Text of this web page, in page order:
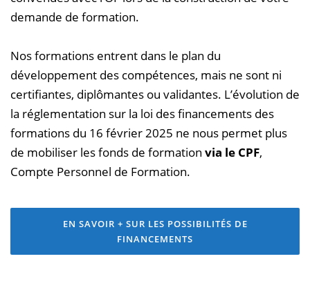
demande de formation.
Nos formations entrent dans le plan du
développement des compétences, mais ne sont ni
certifiantes, diplômantes ou validantes. L’évolution de
la réglementation sur la loi des financements des
formations du 16 février 2025 ne nous permet plus
de mobiliser les fonds de formation via le CPF,
Compte Personnel de Formation.
EN SAVOIR + SUR LES POSSIBILITÉS DE
FINANCEMENTS